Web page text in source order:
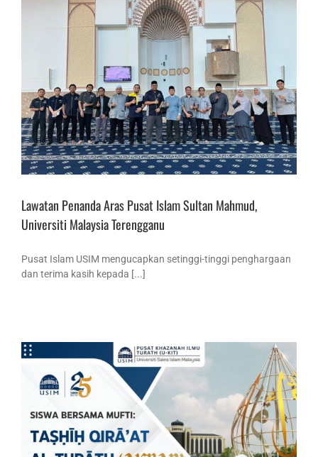
Lawatan Penanda Aras Pusat Islam Sultan Mahmud,
Universiti Malaysia Terengganu
Pusat Islam USIM mengucapkan setinggi-tinggi penghargaan
dan terima kasih kepada [...]